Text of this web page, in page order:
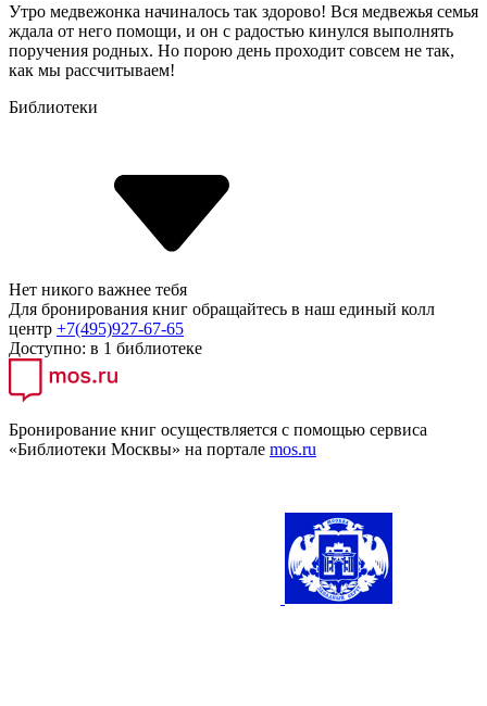
Утро медвежонка начиналось так здорово! Вся медвежья семья
ждала от него помощи, и он с радостью кинулся выполнять
поручения родных. Но порою день проходит совсем не так,
как мы рассчитываем!
Библиотеки
Нет никого важнее тебя
Для бронирования книг обращайтесь в наш единый колл
центр +7(495)927-67-65
Доступно: в 1 библиотеке
Бронирование книг осуществляется с помощью сервиса
«Библиотеки Москвы» на портале mos.ru